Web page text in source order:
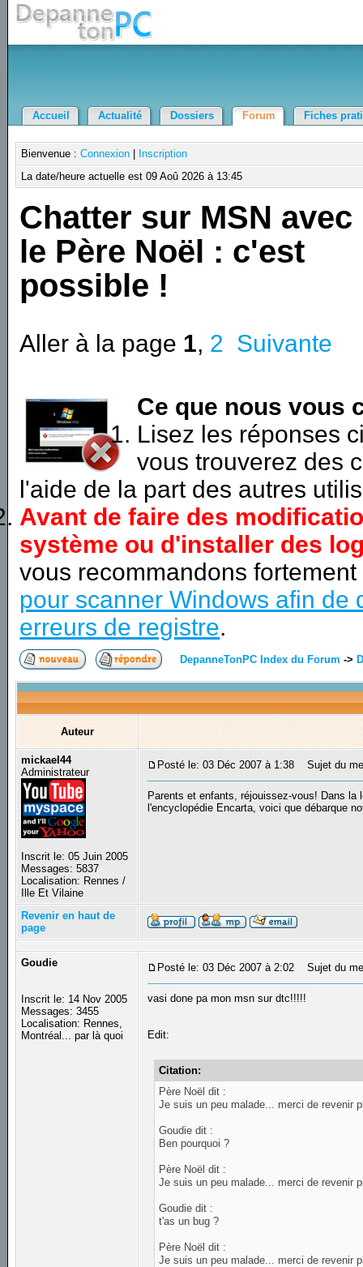
Accueil Actualité Dossiers Forum Fiches
Bienvenue :Connexion
Inscription
La date/heure actuelle est 09 Aoû 2026 à 13:45
Chatter sur MSN avec
le Père Noël : c'est
possible !
Aller à la page 1, 2 Suivante
Ce que nous vous
Lisez les réponses
vous trouverez des
l'aide de la part des autres
Avant de faire des
système ou d'installer des
vous recommandons
pour scanner Windows afin de
erreurs de registre.
DepanneTonPC Index du Forum ->
Auteur
mickael44
Administrateur
Inscrit le: 05 Juin 2005
Messages: 5837
Localisation: Rennes /
Ille Et Vilaine
Posté le: 03 Déc 2007 à 1:38 Sujet du
Parents et enfants, réjouissez-vous! Dans la
l'encyclopédie Encarta, voici que débarque
Revenir en haut de
page
Goudie
Inscrit le: 14 Nov 2005
Messages: 3455
Localisation: Rennes,
Montréal... par là quoi
Posté le: 03 Déc 2007 à 2:02 Sujet du
vasi done pa mon msn sur dtc!!!!!
Edit:
Citation:
Père Noël dit :
Je suis un peu malade... merci de revenir
Goudie dit :
Ben pourquoi ?
Père Noël dit :
Je suis un peu malade... merci de revenir
Goudie dit :
t'as un bug ?
Père Noël dit :
Je suis un peu malade... merci de revenir